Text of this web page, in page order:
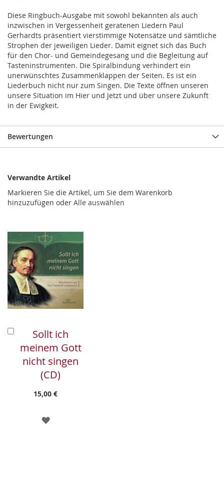
Diese Ringbuch-Ausgabe mit sowohl bekannten als auch
inzwischen in Vergessenheit geratenen Liedern Paul
Gerhardts präsentiert vierstimmige Notensätze und sämtliche
Strophen der jeweiligen Lieder. Damit eignet sich das Buch
für den Chor- und Gemeindegesang und die Begleitung auf
Tasteninstrumenten. Die Spiralbindung verhindert ein
unerwünschtes Zusammenklappen der Seiten. Es ist ein
Liederbuch nicht nur zum Singen. Die Texte öffnen unseren
unsere Situation im Hier und Jetzt und über unsere Zukunft
in der Ewigkeit.
Bewertungen
Verwandte Artikel
Markieren Sie die Artikel, um Sie dem Warenkorb
hinzuzufügen oder Alle auswählen
Sollt ich
meinem Gott
nicht singen
(CD)
15,00 €
Warenkorb
ZUR